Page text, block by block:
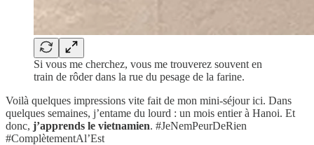
Si vous me cherchez, vous me trouverez souvent en
train de rôder dans la rue du pesage de la farine.
Voilà quelques impressions vite fait de mon mini-séjour ici. Dans
quelques semaines, j’entame du lourd : un mois entier à Hanoi. Et
donc, j’apprends le vietnamien. #JeNemPeurDeRien
#ComplètementAl’Est